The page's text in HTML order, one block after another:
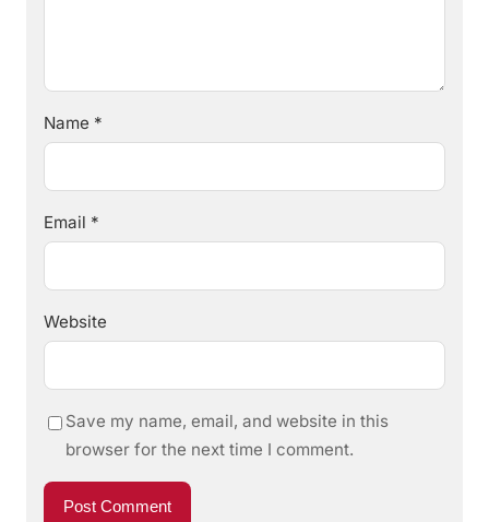
Name *
Email *
Website
Save my name, email, and website in this
browser for the next time I comment.